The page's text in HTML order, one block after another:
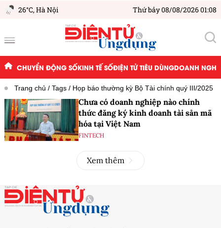
26°C,Hà Nội Thứ bảy 08/08/2026 01:08
CHUYỂN ĐỘNG SỐKINH TẾ SỐĐIỆN TỬ TIÊU DÙNGDOANH
Trang chủ Tags Họp báo thường kỳ Bộ Tài chính quý III/2025
Chưa có doanh nghiệp nào chính
thức đăng ký kinh doanh tài sản mã
hóa tại Việt Nam
FINTECH
Xem thêm